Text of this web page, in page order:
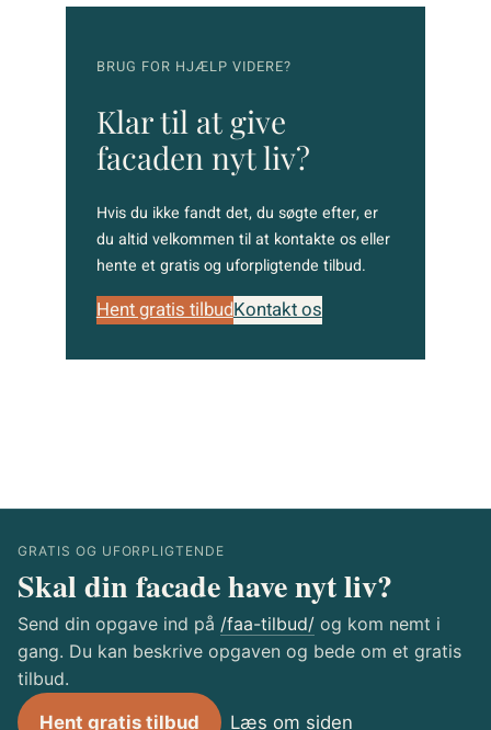
BRUG FOR HJÆLP VIDERE?
Klar til at give
facaden nyt liv?
Hvis du ikke fandt det, du søgte efter, er
du altid velkommen til at kontakte os eller
hente et gratis og uforpligtende tilbud.
Hent gratis tilbudKontakt os
GRATIS OG UFORPLIGTENDE
Skal din facade have nyt liv?
Send din opgave ind på /faa-tilbud/ og kom nemt i
gang. Du kan beskrive opgaven og bede om et gratis
tilbud.
Hent gratis tilbud Læs om siden